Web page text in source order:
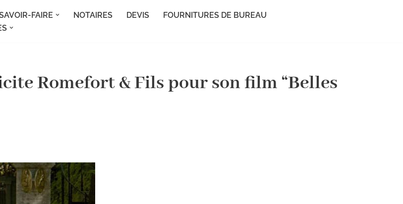
FAIRE NOTAIRES DEVIS
FOURNITURES DE BUREAU
Romefort & Fils pour son film “Belles